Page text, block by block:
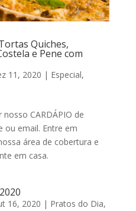
Quiches,
e Pene com
11, 2020 | Especial,
CARDÁPIO de
ou email. Entre em
área de cobertura e
em casa.
16, 2020 | Pratos do Dia,